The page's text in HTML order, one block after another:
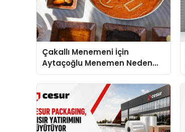
Çakallı Menemeni İçin
Aytaçoğlu Menemen Neden
Tercih Ediliyor?